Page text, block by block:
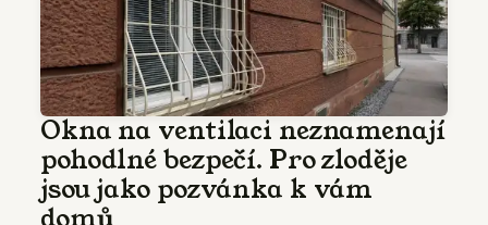
Okna na ventilaci neznamenají
pohodlné bezpečí. Pro zloděje
jsou jako pozvánka k vám